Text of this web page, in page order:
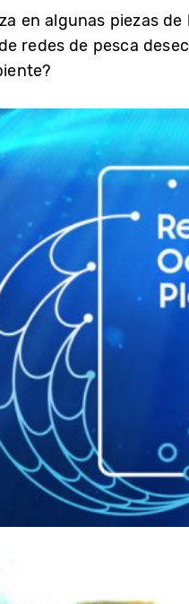
en algunas piezas
redes de pesca